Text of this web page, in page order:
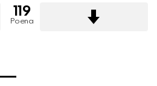
119
Poena